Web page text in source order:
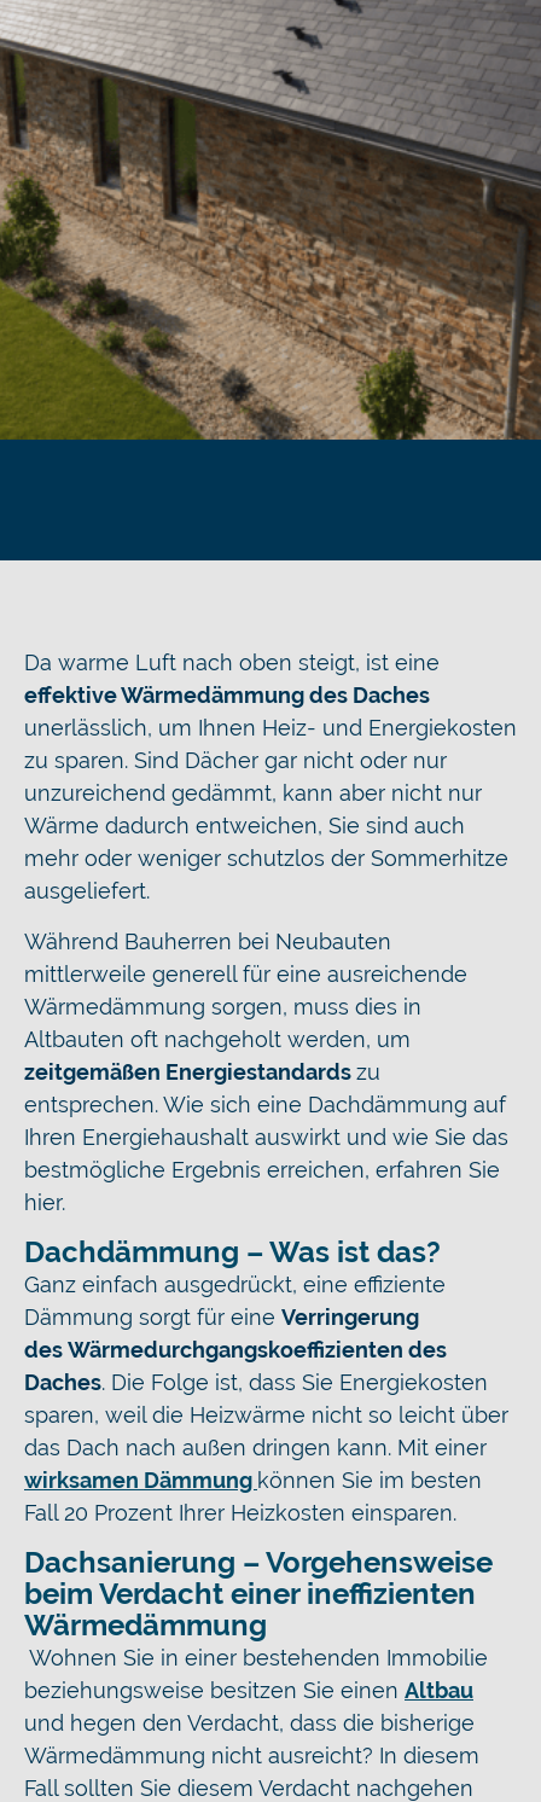
Da warme Luft nach oben steigt, ist eine
effektive Wärmedämmung des Daches
unerlässlich, um Ihnen Heiz- und Energiekosten
zu sparen. Sind Dächer gar nicht oder nur
unzureichend gedämmt, kann aber nicht nur
Wärme dadurch entweichen, Sie sind auch
mehr oder weniger schutzlos der Sommerhitze
ausgeliefert.
Während Bauherren bei Neubauten
mittlerweile generell für eine ausreichende
Wärmedämmung sorgen, muss dies in
Altbauten oft nachgeholt werden, um
zeitgemäßen Energiestandardszu
entsprechen. Wie sich eine Dachdämmung auf
Ihren Energiehaushalt auswirkt und wie Sie das
bestmögliche Ergebnis erreichen, erfahren Sie
hier.
Dachdämmung – Was ist das?
Ganz einfach ausgedrückt, eine effiziente
Dämmung sorgt für eine Verringerung
desWärmedurchgangskoeffizienten des
Daches. Die Folge ist, dass Sie Energiekosten
sparen, weil die Heizwärme nicht so leicht über
das Dach nach außen dringen kann. Mit einer
wirksamen Dämmung können Sie im besten
Fall 20 Prozent Ihrer Heizkosten einsparen.
Dachsanierung – Vorgehensweise
beim Verdacht einer ineffizienten
Wärmedämmung
Wohnen Sie in einer bestehenden Immobilie
beziehungsweise besitzen Sie einen Altbau
und hegen den Verdacht, dass die bisherige
Wärmedämmung nicht ausreicht? In diesem
Fall sollten Sie diesem Verdacht nachgehen